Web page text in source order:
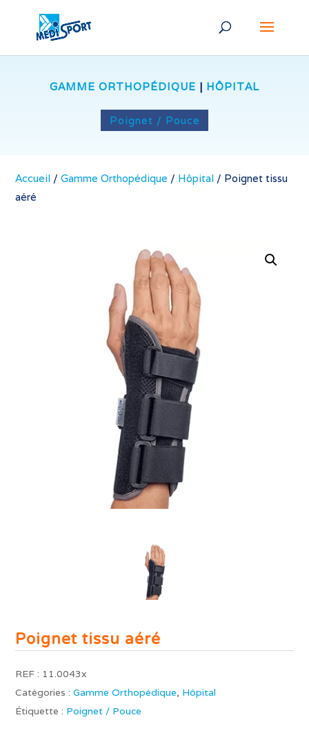
GAMME ORTHOPÉDIQUE | HÔPITAL
Poignet / Pouce
Accueil /Gamme Orthopédique / Hôpital / Poignet tissu
aéré
Poignet tissu aéré
REF : 11.0043x
Catégories : Gamme Orthopédique, Hôpital
Étiquette : Poignet / Pouce